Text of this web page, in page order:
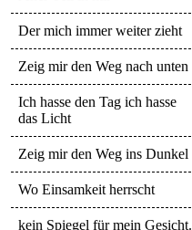
Der mich immer weiter zieht
Zeig mir den Weg nach unten
Ich hasse den Tag ich hasse
das Licht
Zeig mir den Weg ins Dunkel
Wo Einsamkeit herrscht
kein Spiegel für mein Gesicht.